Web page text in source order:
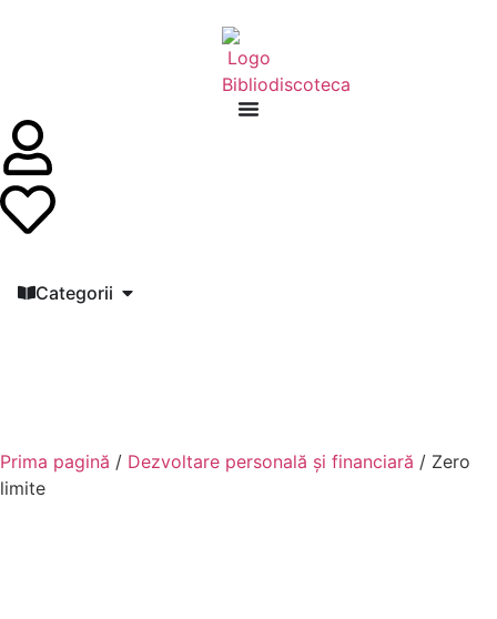
Categorii
Prima pagină / Dezvoltare personală şi financiară / Zero
limite